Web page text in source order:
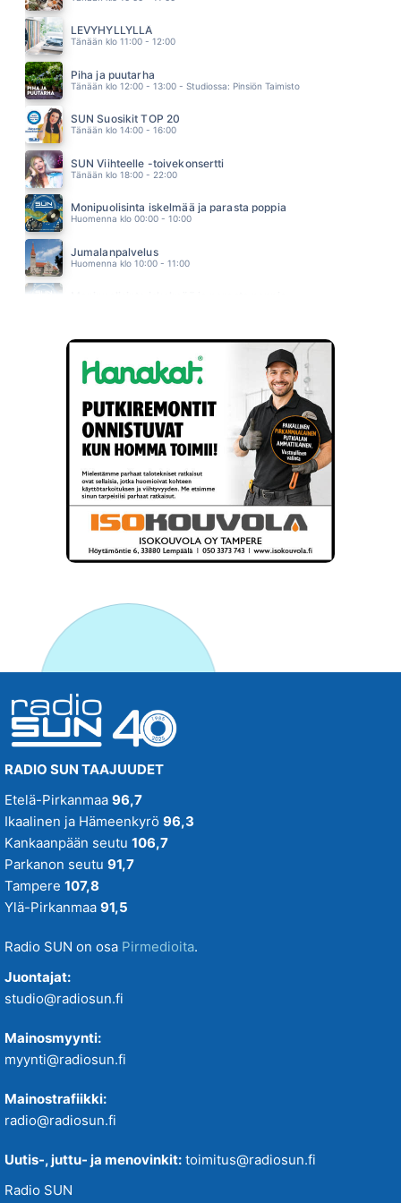
POPEDA
00.52
LAURA VOUTILAINEN
00.48
LEVYHYLLYLLÄ
Tänään klo 11:00 - 12:00
Piha ja puutarha
Tänään klo 12:00 - 13:00 - Studiossa: Pinsiön Taimisto
SUN Suosikit TOP 20
Tänään klo 14:00 - 16:00
SUN Viihteelle -toivekonsertti
Tänään klo 18:00 - 22:00
Monipuolisinta iskelmää ja parasta poppia
Huomenna klo 00:00 - 10:00
Jumalanpalvelus
Huomenna klo 10:00 - 11:00
RADIO SUN TAAJUUDET
Etelä-Pirkanmaa 96,7
Ikaalinen ja Hämeenkyrö 96,3
Kankaanpään seutu 106,7
Parkanon seutu 91,7
Tampere 107,8
Ylä-Pirkanmaa 91,5
Radio SUN on osa Pirmedioita.
Juontajat:
studio@radiosun.fi
Mainosmyynti:
myynti@radiosun.fi
Mainostrafiikki:
radio@radiosun.fi
Uutis-, juttu- ja menovinkit: toimitus@radiosun.fi
Radio SUN